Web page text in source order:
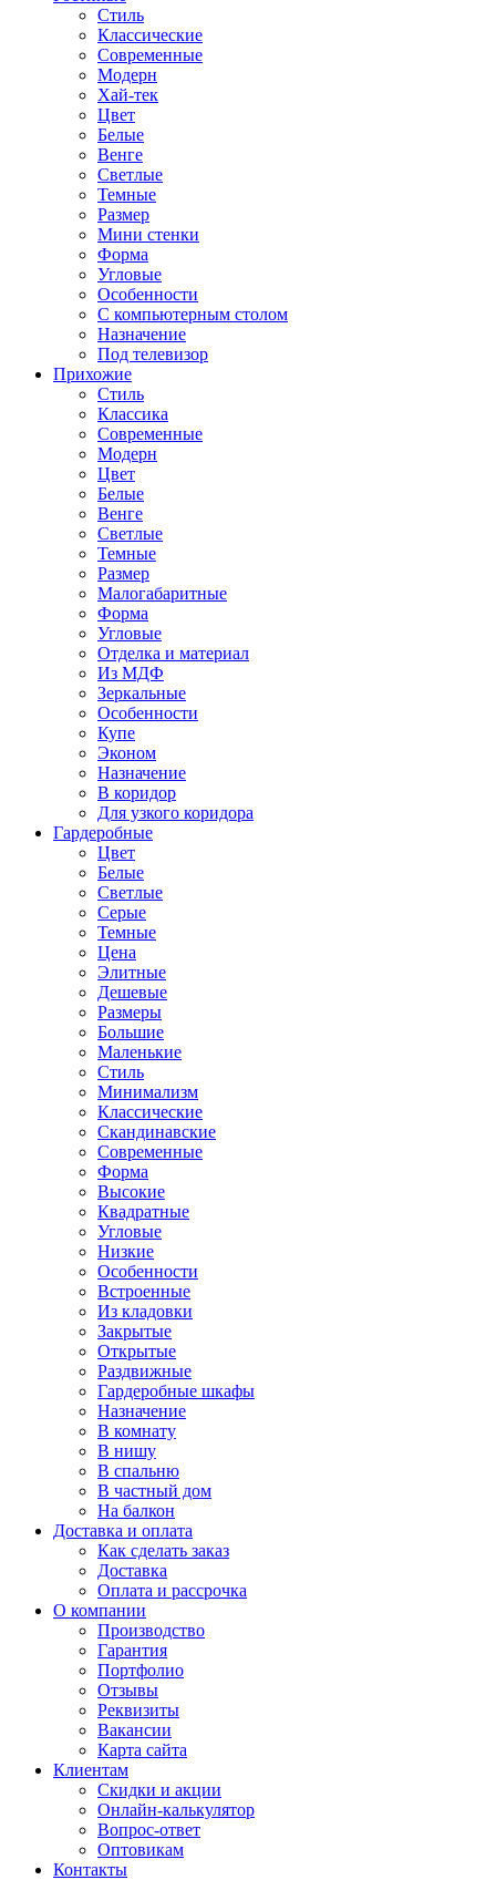
Стиль
Классические
Современные
Модерн
Хай-тек
Цвет
Белые
Венге
Светлые
Темные
Размер
Мини стенки
Форма
Угловые
Особенности
С компьютерным столом
Назначение
Под телевизор
Прихожие
Стиль
Классика
Современные
Модерн
Цвет
Белые
Венге
Светлые
Темные
Размер
Малогабаритные
Форма
Угловые
Отделка и материал
Из МДФ
Зеркальные
Особенности
Купе
Эконом
Назначение
В коридор
Для узкого коридора
Гардеробные
Цвет
Белые
Светлые
Серые
Темные
Цена
Элитные
Дешевые
Размеры
Большие
Маленькие
Стиль
Минимализм
Классические
Скандинавские
Современные
Форма
Высокие
Квадратные
Угловые
Низкие
Особенности
Встроенные
Из кладовки
Закрытые
Открытые
Раздвижные
Гардеробные шкафы
Назначение
В комнату
В нишу
В спальню
В частный дом
На балкон
Доставка и оплата
Как сделать заказ
Доставка
Оплата и рассрочка
О компании
Производство
Гарантия
Портфолио
Отзывы
Реквизиты
Вакансии
Карта сайта
Клиентам
Скидки и акции
Онлайн-калькулятор
Вопрос-ответ
Оптовикам
Контакты